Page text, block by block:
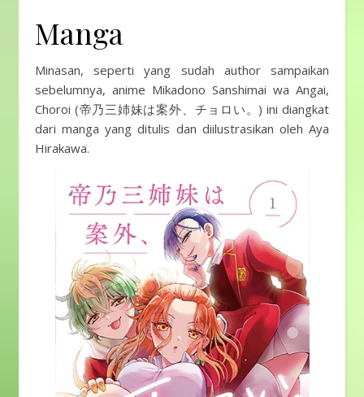
Manga
Minasan, seperti yang sudah author sampaikan
sebelumnya, anime Mikadono Sanshimai wa Angai,
Choroi (帝乃三姉妹は案外、チョロい。) ini diangkat
dari manga yang ditulis dan diilustrasikan oleh Aya
Hirakawa.